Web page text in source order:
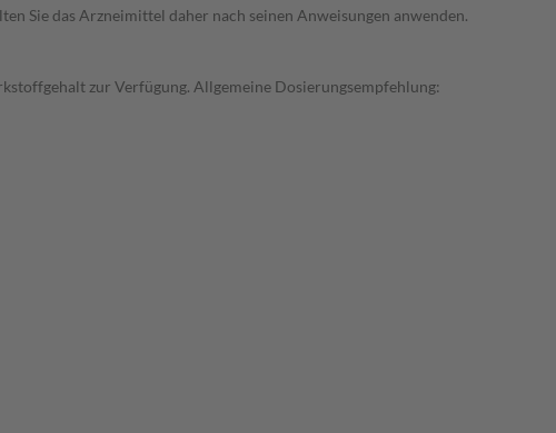
Sie das Arzneimittel daher nach seinen Anweisungen anwenden.
zur Verfügung. Allgemeine Dosierungsempfehlung: